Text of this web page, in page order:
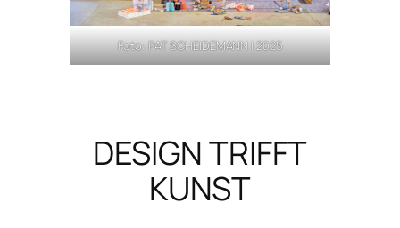
Foto: PAT SCHEIDEMANN | 2025
DESIGN TRIFFT
KUNST